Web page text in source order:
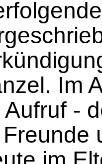
Im
-